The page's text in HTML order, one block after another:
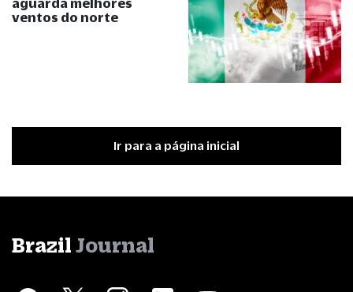
ventos do norte
Ir para a página inicial
Brazil Journal